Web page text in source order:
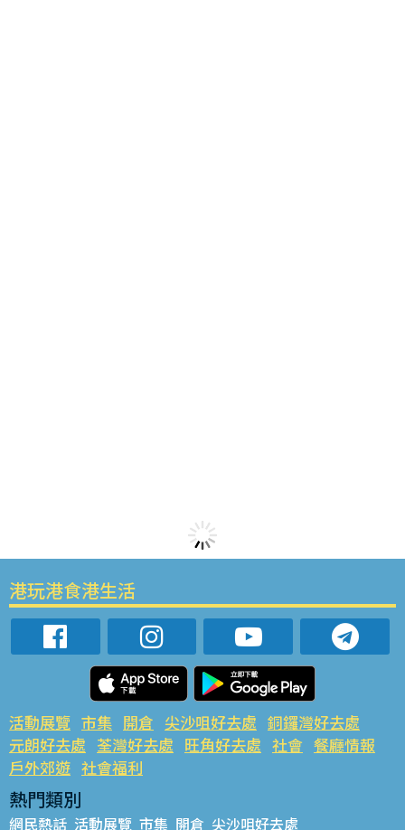
港玩港食港生活
活動展覽 市集 開倉 尖沙咀好去處 銅鑼灣好去處
元朗好去處 荃灣好去處 旺角好去處 社會 餐廳情報
戶外郊遊 社會福利
熱門類別
網民熱話 活動展覽 市集 開倉 尖沙咀好去處